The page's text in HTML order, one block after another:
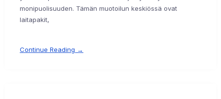
monipuolisuuden. Tämän muotoilun keskiössä ovat
laitapakit,
Continue Reading →